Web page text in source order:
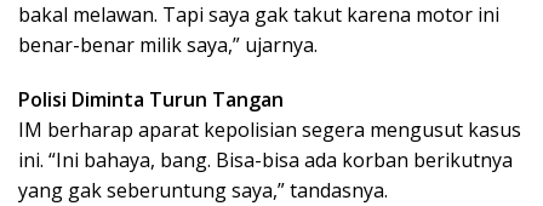
bakal melawan. Tapi saya gak takut karena motor ini
benar-benar milik saya,” ujarnya.
Polisi Diminta Turun Tangan
IM berharap aparat kepolisian segera mengusut kasus
ini. “Ini bahaya, bang. Bisa-bisa ada korban berikutnya
yang gak seberuntung saya,” tandasnya.